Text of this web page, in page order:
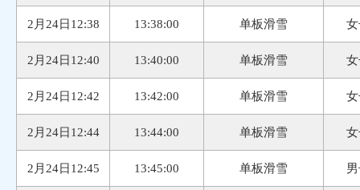
2月24日12:38 13:38:00 单板滑雪
2月24日12:40 13:40:00 单板滑雪
2月24日12:42 13:42:00 单板滑雪
2月24日12:44 13:44:00 单板滑雪
2月24日12:45 13:45:00 单板滑雪